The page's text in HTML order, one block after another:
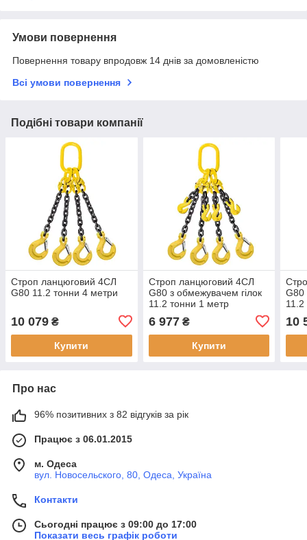
Умови повернення
Повернення товару впродовж 14 днів за домовленістю
Всі умови повернення
Подібні товари компанії
Строп ланцюговий 4СЛ
G80 11.2 тонни 4 метри
10 079 ₴
Купити
Строп ланцюговий 4СЛ
G80 з обмежувачем гілок
11.2 тонни 1 метр
6 977₴
Купити
G80
10
Про нас
96% позитивних з 82 відгуків за рік
Працює з 06.01.2015
м. Одеса
вул. Новосельского, 80, Одеса, Україна
Контакти
Сьогодні працює з 09:00 до 17:00
Показати весь графік роботи